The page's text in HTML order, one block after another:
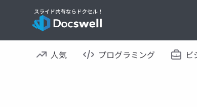
人気 プログラミング ビ